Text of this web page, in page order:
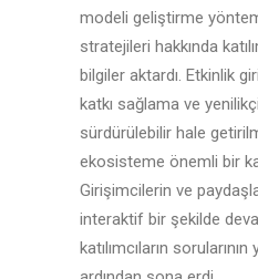
modeli geliştirme
stratejileri hakkında
bilgiler aktardı. Etkinlik
katkı sağlama ve
sürdürülebilir hale
ekosisteme önemli bir
Girişimcilerin ve
interaktif bir şekilde
katılımcıların sorularının